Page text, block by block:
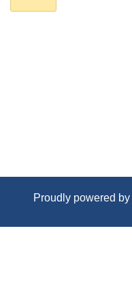
Proudly powered by